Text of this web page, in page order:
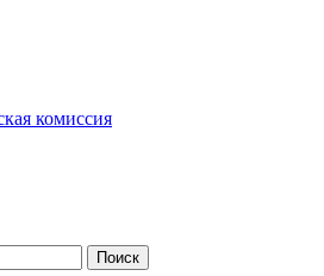
комиссия